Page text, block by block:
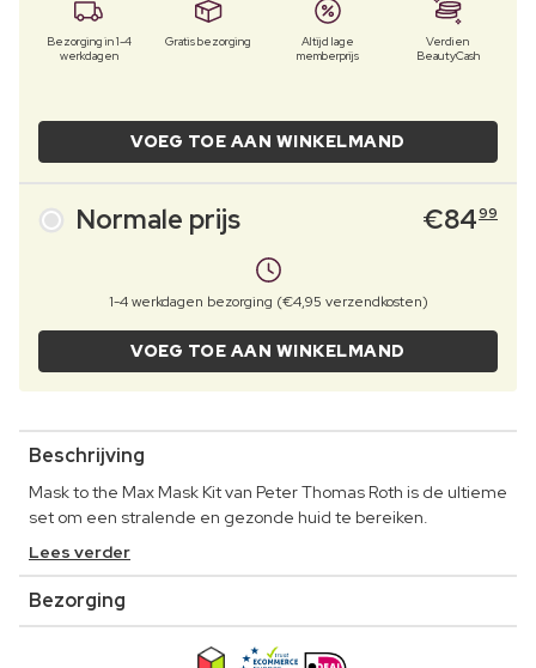
Bezorging in 1-4
werkdagen
Gratis bezorging
Altijd lage
memberprijs
Verdien
BeautyCash
VOEG TOE AAN WINKELMAND
Normale prijs €8499
1-4 werkdagen bezorging (€4,95 verzendkosten)
VOEG TOE AAN WINKELMAND
Beschrijving
Mask to the Max Mask Kit van Peter Thomas Roth is de ultieme
set om een stralende en gezonde huid te bereiken.
Lees verder
Bezorging